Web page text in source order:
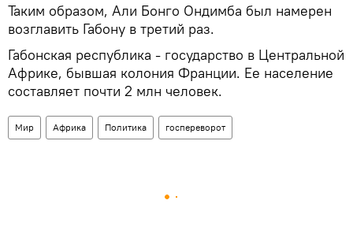
Таким образом, Али Бонго Ондимба был намерен
возглавить Габону в третий раз.
Габонская республика - государство в Центральной
Африке, бывшая колония Франции. Ее население
составляет почти 2 млн человек.
Мир Африка Политика госпереворот